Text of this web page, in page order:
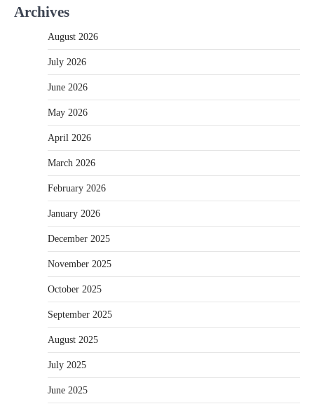
Archives
August 2026
July 2026
June 2026
May 2026
April 2026
March 2026
February 2026
January 2026
December 2025
November 2025
October 2025
September 2025
August 2025
July 2025
June 2025